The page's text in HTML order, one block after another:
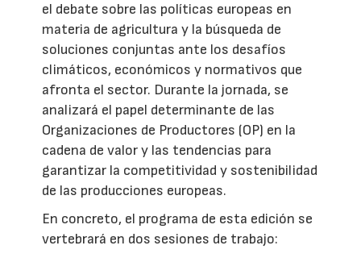
el debate sobre las políticas europeas en
materia de agricultura y la búsqueda de
soluciones conjuntas ante los desafíos
climáticos, económicos y normativos que
afronta el sector. Durante la jornada, se
analizará el papel determinante de las
Organizaciones de Productores (OP) en la
cadena de valor y las tendencias para
garantizar la competitividad y sostenibilidad
de las producciones europeas.
En concreto, el programa de esta edición se
vertebrará en dos sesiones de trabajo: